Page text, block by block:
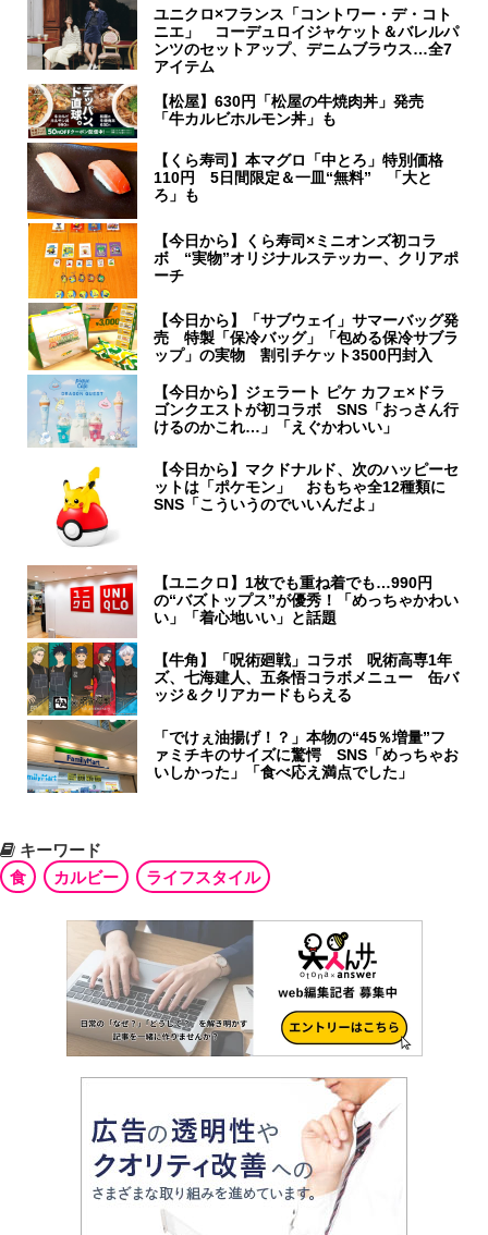
ユニクロ×フランス「コントワー・デ・コト
ニエ」 コーデュロイジャケット＆バレルパ
ンツのセットアップ、デニムブラウス…全7
アイテム
【松屋】630円「松屋の牛焼肉丼」発売
「牛カルビホルモン丼」も
【くら寿司】本マグロ「中とろ」特別価格
110円 5日間限定＆一皿“無料” 「大と
ろ」も
【今日から】くら寿司×ミニオンズ初コラ
ボ “実物”オリジナルステッカー、クリアポ
ーチ
【今日から】「サブウェイ」サマーバッグ発
売 特製「保冷バッグ」「包める保冷サブラ
ップ」の実物 割引チケット3500円封入
【今日から】ジェラート ピケ カフェ×ドラ
ゴンクエストが初コラボ SNS「おっさん行
けるのかこれ…」「えぐかわいい」
【今日から】マクドナルド、次のハッピーセ
ットは「ポケモン」 おもちゃ全12種類に
SNS「こういうのでいいんだよ」
【ユニクロ】1枚でも重ね着でも…990円
の“バズトップス”が優秀！「めっちゃかわい
い」「着心地いい」と話題
【牛角】「呪術廻戦」コラボ 呪術高専1年
ズ、七海建人、五条悟コラボメニュー 缶バ
ッジ＆クリアカードもらえる
「でけぇ油揚げ！？」本物の“45％増量”フ
ァミチキのサイズに驚愕 SNS「めっちゃお
いしかった」「食べ応え満点でした」
キーワード
食
カルビー ライフスタイル